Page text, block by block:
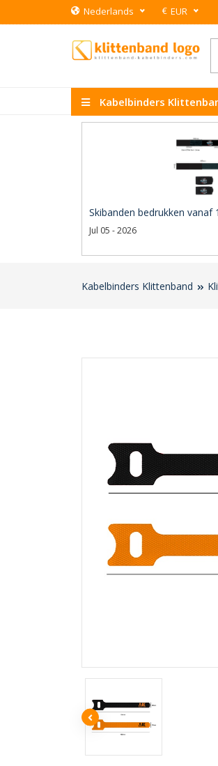
Nederlands € EUR
Kabelbinders
Skibanden bedrukken vanaf
Jul 05 - 2026
Kabelbinders Klittenband